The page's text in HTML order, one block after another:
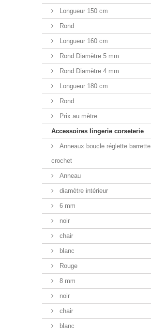
Longueur 150 cm
Rond
Longueur 160 cm
Rond Diamètre 5 mm
Rond Diamètre 4 mm
Longueur 180 cm
Rond
Prix au mètre
Accessoires lingerie corseterie
Anneaux boucle réglette barrette
crochet
Anneau
diamètre intérieur
6 mm
noir
chair
blanc
Rouge
8 mm
noir
chair
blanc